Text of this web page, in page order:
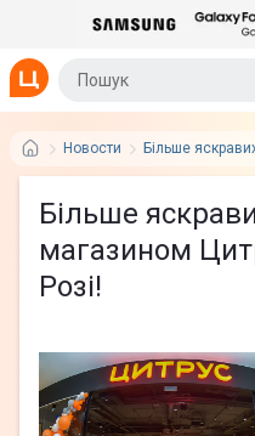
Новости Більше
Більше
магазином
Розі!